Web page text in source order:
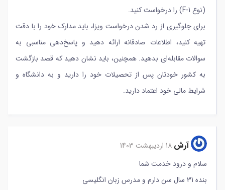
(نوع F-1) را درخواست کنید.
برای جلوگیری از رد شدن درخواست ویزا، باید مدارک خود را با دقت
تهیه کنید، اطلاعات صادقانه ارائه دهید و پاسخ‌دهی مناسبی به
سوالات مقابله‌ای بدهید. همچنین، باید نشان دهید که قصد بازگشت
به کشور خودتان پس از تحصیلات خود را دارید و به دانشگاه و
شرایط مالی خود اعتماد دارید.
آرش 18 اردیبهشت 1403
سلام و درود خدمت شما
بنده 31 سال سن دارم و مدرس زبان انگلیسی